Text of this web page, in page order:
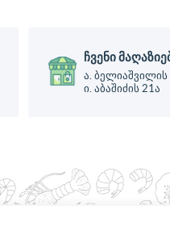
ჩვენი
ა. ბელიაშვილის
ი. აბაშიძის 21ა